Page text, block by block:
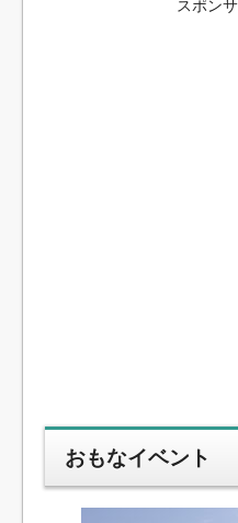
スポン
おもなイベント